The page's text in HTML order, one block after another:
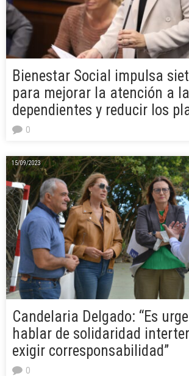
Bienestar Social impulsa
para mejorar la atención a
dependientes y reducir los
0
15/09/2023
Candelaria Delgado: “Es
hablar de solidaridad
exigir corresponsabilidad”
0